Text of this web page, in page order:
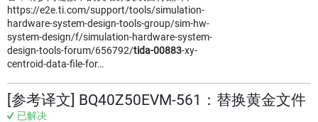
https://e2e.ti.com/support/tools/simulation-
hardware-system-design-tools-group/sim-hw-
system-design/f/simulation-hardware-system-
design-tools-forum/656792/tida-00883-xy-
centroid-data-file-for…
[参考译文] BQ40Z50EVM-561：替换黄金文件
已解决